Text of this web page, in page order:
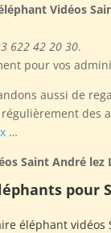
Vidéos
622 42 20 30.
pour vos
aussi de
des
…
Saint André lez
pour
éléphant vidéos